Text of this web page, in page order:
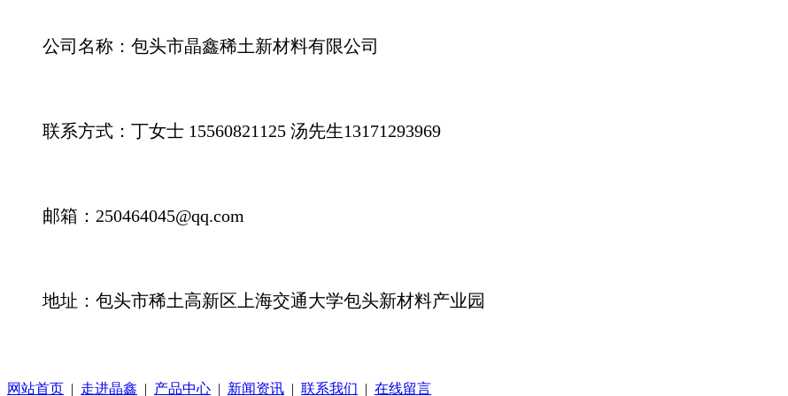
公司名称： 包头市晶鑫稀土新材料有限公司
联系方式：丁女士 15560821125 汤先生13171293969
邮箱：250464045@qq.com
地址：包头市稀土高新区上海交通大学包头新材料产业园
网站首页 | 走进晶鑫 | 产品中心 | 新闻资讯 | 联系我们 | 在线留言